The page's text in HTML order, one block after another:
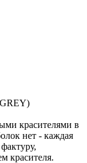
красителями в
нет - каждая
красителя.